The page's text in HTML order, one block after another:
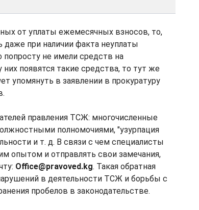
от уплаты ежемесячных взносов, то,
даже при наличии факта неуплаты
не имели средств на
них появятся такие средства, то тут же
упомянуть в заявлении в прокуратуру
правления ТСЖ: многочисленные
полномочиями, "узурпация
и т. д. В связи с чем специалисты
опытом и отправлять свои замечания,
Office@pravoved.kg. Такая обратная
в деятельности ТСЖ и борьбы с
пробелов в законодательстве.